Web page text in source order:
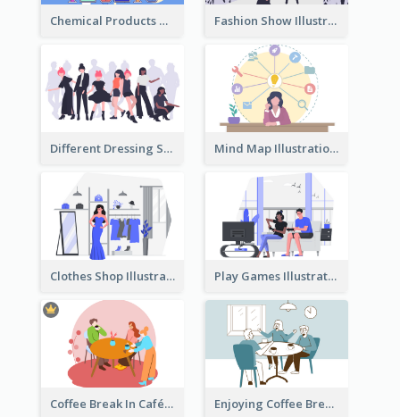
Chemical Products Hazarding The Earth Illustration Fashion Show Illustration
Different Dressing Style Illustration Mind Map Illustration
Clothes Shop Illustration Play Games Illustration
Coffee Break In Café Illustration Enjoying Coffee Break Illustration